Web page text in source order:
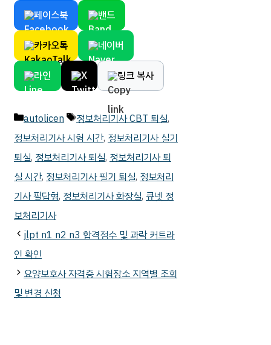
페이스북 밴드
카카오톡 네이버
라인 X 링크 복사
카
테
고
리
autolicen
태
그
정보처리기사 CBT 퇴실,
정보처리기사 시험 시간, 정보처리기사 실기
퇴실, 정보처리기사 퇴실, 정보처리기사 퇴
실 시간, 정보처리기사 필기 퇴실, 정보처리
기사 필답형, 정보처리기사 화장실, 큐넷 정
보처리기사
jlpt n1 n2 n3 합격점수 및 과락 커트라
인 확인
요양보호사 자격증 시험장소 지역별 조회
및 변경 신청